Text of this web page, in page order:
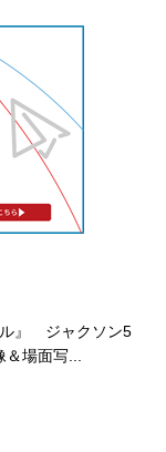
』 ジャクソン5
＆場面写...